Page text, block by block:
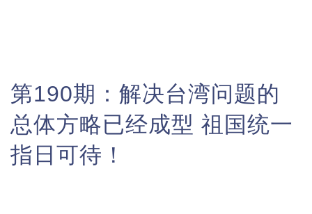
第190期： 解决台湾问题的
总体方略已经成型 祖国统一
指日可待！